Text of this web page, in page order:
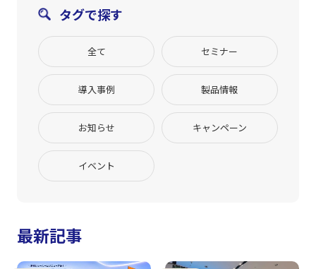
タグで探す
全て セミナー
導入事例 製品情報
お知らせ キャンペーン
イベント
最新記事